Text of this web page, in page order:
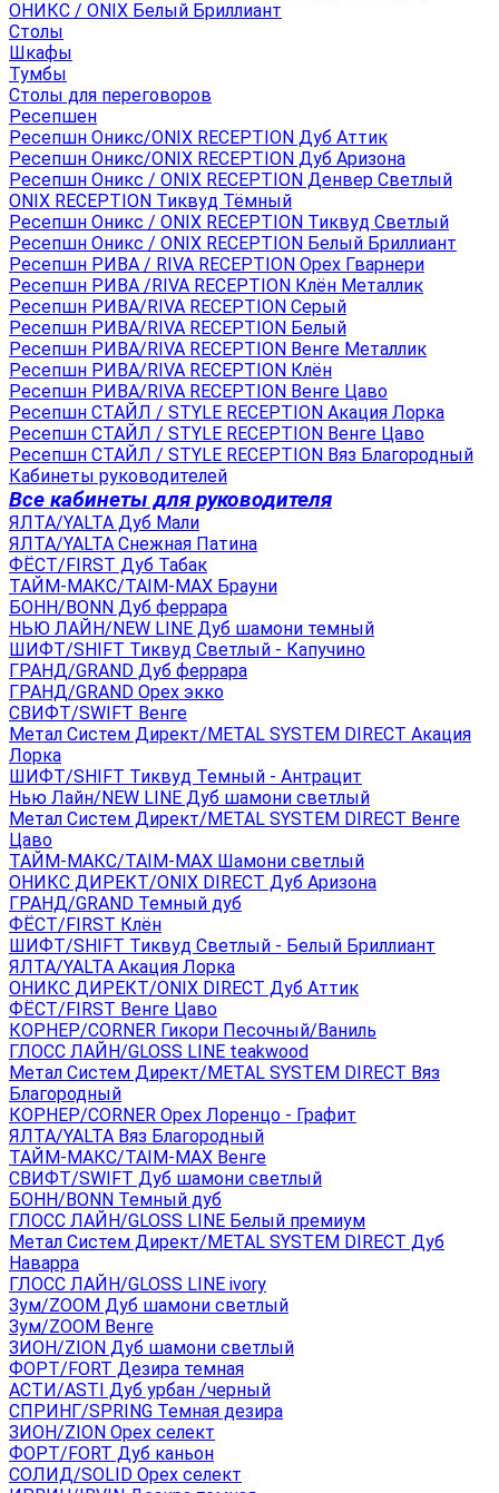
ОНИКС / ONIX Белый Бриллиант
Столы
Шкафы
Тумбы
Столы для переговоров
Ресепшен
Ресепшн Оникс/ONIX RECEPTION Дуб Аттик
Ресепшн Оникс/ONIX RECEPTION Дуб Аризона
Ресепшн Оникс / ONIX RECEPTION Денвер Светлый
ONIX RECEPTION Тиквуд Тёмный
Ресепшн Оникс / ONIX RECEPTION Тиквуд Светлый
Ресепшн Оникс / ONIX RECEPTION Белый Бриллиант
Ресепшн РИВА / RIVA RECEPTION Орех Гварнери
Ресепшн РИВА /RIVA RECEPTION Клён Металлик
Ресепшн РИВА/RIVA RECEPTION Серый
Ресепшн РИВА/RIVA RECEPTION Белый
Ресепшн РИВА/RIVA RECEPTION Венге Металлик
Ресепшн РИВА/RIVA RECEPTION Клён
Ресепшн РИВА/RIVA RECEPTION Венге Цаво
Ресепшн СТАЙЛ / STYLE RECEPTION Акация Лорка
Ресепшн СТАЙЛ / STYLE RECEPTION Венге Цаво
Ресепшн СТАЙЛ / STYLE RECEPTION Вяз Благородный
Кабинеты руководителей
Все кабинеты для руководителя
ЯЛТА/YALTA Дуб Мали
ЯЛТА/YALTA Снежная Патина
ФЁСТ/FIRST Дуб Табак
ТАЙМ-МАКС/TAIM-MAX Брауни
БОНН/BONN Дуб феррара
НЬЮ ЛАЙН/NEW LINE Дуб шамони темный
ШИФТ/SHIFT Тиквуд Светлый - Капучино
ГРАНД/GRAND Дуб феррара
ГРАНД/GRAND Орех экко
СВИФТ/SWIFT Венге
Метал Систем Директ/METAL SYSTEM DIRECT Акация
Лорка
ШИФТ/SHIFT Тиквуд Темный - Антрацит
Нью Лайн/NEW LINE Дуб шамони светлый
Метал Систем Директ/METAL SYSTEM DIRECT Венге
Цаво
ТАЙМ-МАКС/TAIM-MAX Шамони светлый
ОНИКС ДИРЕКТ/ONIX DIRECT Дуб Аризона
ГРАНД/GRAND Темный дуб
ФЁСТ/FIRST Клён
ШИФТ/SHIFT Тиквуд Светлый - Белый Бриллиант
ЯЛТА/YALTA Акация Лорка
ОНИКС ДИРЕКТ/ONIX DIRECT Дуб Аттик
ФЁСТ/FIRST Венге Цаво
КОРНЕР/CORNER Гикори Песочный/Ваниль
ГЛОСС ЛАЙН/GLOSS LINE teakwood
Метал Систем Директ/METAL SYSTEM DIRECT Вяз
Благородный
КОРНЕР/CORNER Орех Лоренцо - Графит
ЯЛТА/YALTA Вяз Благородный
ТАЙМ-МАКС/TAIM-MAX Венге
СВИФТ/SWIFT Дуб шамони светлый
БОНН/BONN Темный дуб
ГЛОСС ЛАЙН/GLOSS LINE Белый премиум
Метал Систем Директ/METAL SYSTEM DIRECT Дуб
Наварра
ГЛОСС ЛАЙН/GLOSS LINE ivory
Зум/ZOOM Дуб шамони светлый
Зум/ZOOM Венге
ЗИОН/ZION Дуб шамони светлый
ФОРТ/FORT Дезира темная
АСТИ/ASTI Дуб урбан /черный
СПРИНГ/SPRING Темная дезира
ЗИОН/ZION Орех селект
ФОРТ/FORT Дуб каньон
СОЛИД/SOLID Орех селект